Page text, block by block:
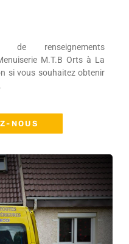
de renseignements
M.T.B Orts à La
si vous souhaitez obtenir
NOUS